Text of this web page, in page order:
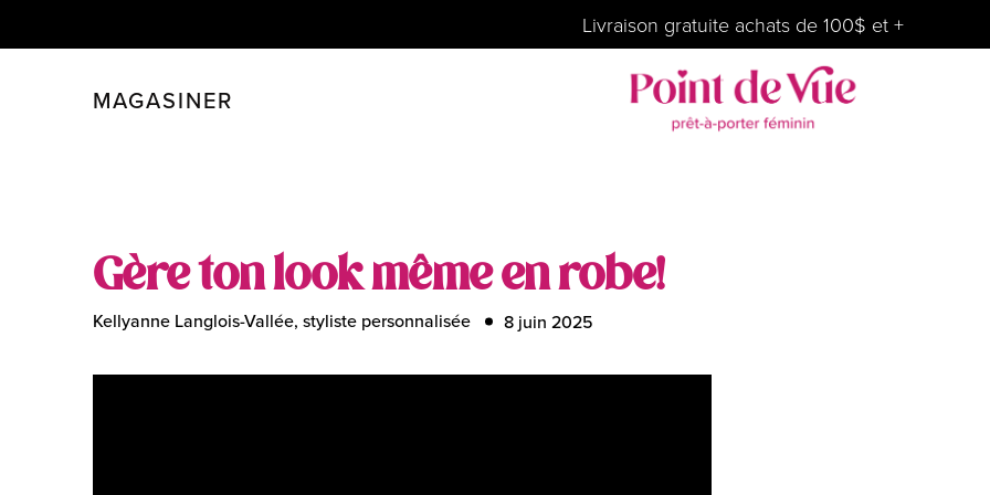
Livraison gratuite achats de 100$ et +
MAGASINER
Gère ton look même en robe!
Kellyanne Langlois-Vallée, styliste personnalisée 8 juin 2025